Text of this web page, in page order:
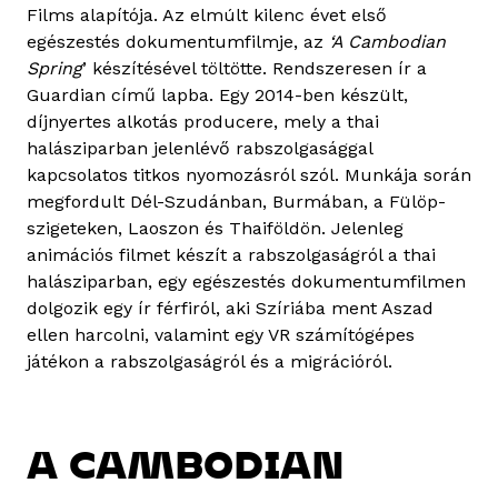
Films alapítója. Az elmúlt kilenc évet első
egészestés dokumentumfilmje, az ‘A Cambodian
Spring’ készítésével töltötte. Rendszeresen ír a
Guardian című lapba. Egy 2014-ben készült,
díjnyertes alkotás producere, mely a thai
halásziparban jelenlévő rabszolgasággal
kapcsolatos titkos nyomozásról szól. Munkája során
megfordult Dél-Szudánban, Burmában, a Fülöp-
szigeteken, Laoszon és Thaiföldön. Jelenleg
animációs filmet készít a rabszolgaságról a thai
halásziparban, egy egészestés dokumentumfilmen
dolgozik egy ír férfiról, aki Szíriába ment Aszad
ellen harcolni, valamint egy VR számítógépes
játékon a rabszolgaságról és a migrációról.
A CAMBODIAN